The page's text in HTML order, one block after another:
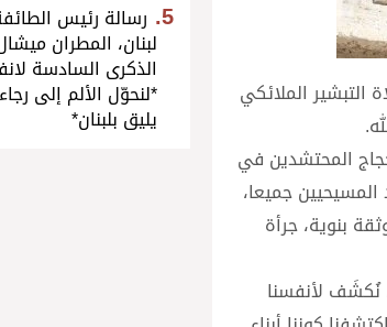
التبشير الملائكي
والحجاج المحتشدين في
الأبانا (لو ١١، ١-١٣)، الصلاة التي توحد المسيحيين جميعا،
بنوية، جرأة
نُكشَف لأنفسنا
رسالة رئيس
لبنان، المطران
الذكرى السادسة
*لنحوّل الألم إلى
يليق بلبنان*